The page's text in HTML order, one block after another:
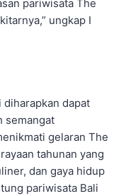
pariwisata The
ungkap I
diharapkan dapat
semangat
gelaran The
tahunan yang
dan gaya hidup
pariwisata Bali